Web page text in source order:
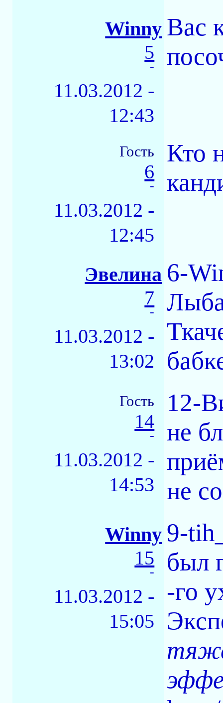
Winny
5
-
11.03.2012 -
12:43
Вас
Гость
6
-
11.03.2012 -
12:45
Кто
Эвелина
7
-
11.03.2012 -
13:02
6-
Гость
14
-
11.03.2012 -
14:53
12-
не
не
Winny
15
-
11.03.2012 -
15:05
9-
был
-го